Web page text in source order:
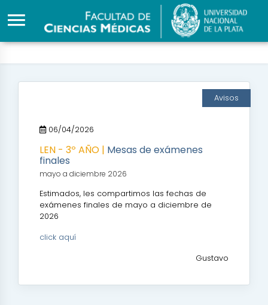
Avisos
06/04/2026
LEN - 3º AÑO | Mesas de exámenes
finales
mayo a diciembre 2026
Estimados, les compartimos las fechas de
exámenes finales de mayo a diciembre de
2026
click aquí
Gustavo